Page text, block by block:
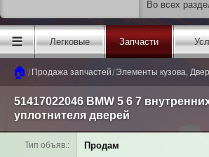
☰ Легковые Запчасти
🏠 / Продажа запчастей/Элементы кузова,
51417022046 BMW 5 6 7
уплотнителя дверей
Тип объяв. Продам